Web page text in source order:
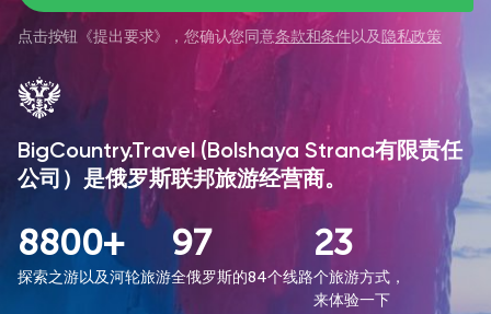
点击按钮《提出要求》，您确认您同意条款和条件以及 隐私政策
BigCountry.Travel (Bolshaya Strana有限责任
公司）是俄罗斯联邦旅游经营商。
8800+
探索之游以及河轮旅游
97
全俄罗斯的84个线路
23
个旅游方式，
来体验一下